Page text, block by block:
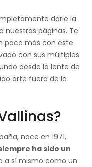
darle la
nuestras páginas. Te
poco más con este
con sus múltiples
desde la lente de
arte fuera de lo
nace en 1971,
ha sido un
a sí mismo como un